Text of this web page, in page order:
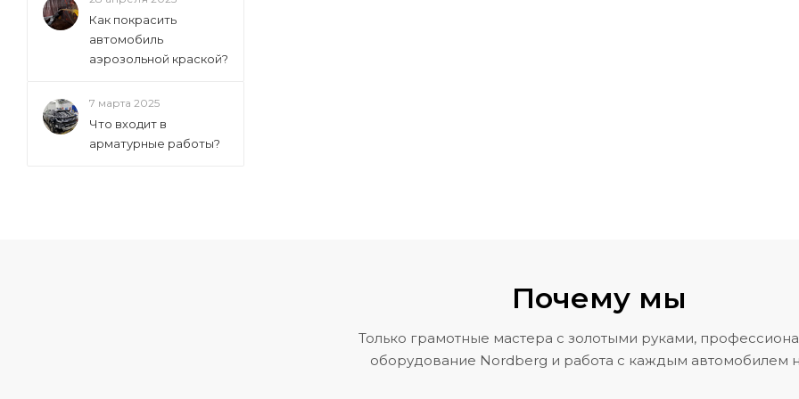
Как покрасить
автомобиль
аэрозольной краской?
7 марта 2025
Что входит в
арматурные работы?
Почему мы
Только грамотные мастера с золотыми руками,
оборудование Nordberg и работа с каждым автомобилем